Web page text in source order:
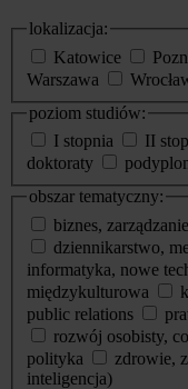
lokalizacja:
Katowice
Warszawa
poziom studiów:
I stopnia
II
doktoraty
obszar tematyczny:
biznes, zarządzanie
dziennikarstwo,
informatyka, nowe
międzykulturowa
public relations
rozwój osobisty,
polityka
zdrowie,
inteligencja)